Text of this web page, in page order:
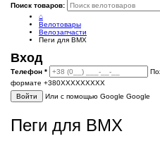
Поиск товаров:
⌂
Велотовары
Велозапчасти
Пеги для BMX
Вход
Телефон *
формате +380XXXXXXXXX
Войти
Или с помощью Google Google
Пеги для BMX